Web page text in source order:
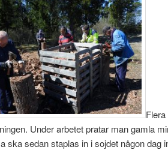
Under arbetet pratar man gamla
ska sedan staplas in i sojdet någon dag